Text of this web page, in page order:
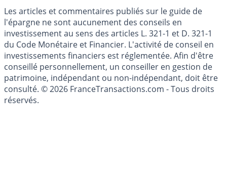
Les articles et commentaires publiés sur le guide de
l'épargne ne sont aucunement des conseils en
investissement au sens des articles L. 321-1 et D. 321-1
du Code Monétaire et Financier. L'activité de conseil en
investissements financiers est réglementée. Afin d'être
conseillé personnellement, un conseiller en gestion de
patrimoine, indépendant ou non-indépendant, doit être
consulté. © 2026 FranceTransactions.com - Tous droits
réservés.